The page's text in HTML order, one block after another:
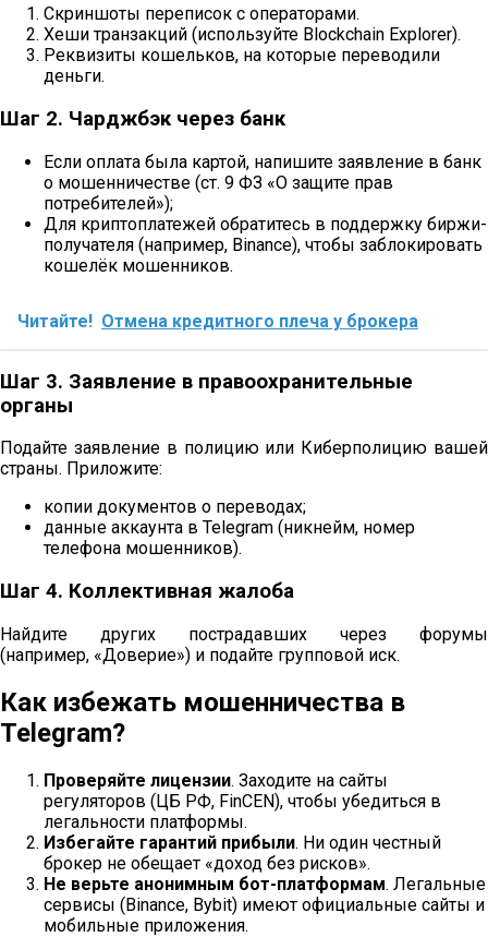
Скриншоты переписок с операторами.
Хеши транзакций (используйте Blockchain Explorer).
Реквизиты кошельков, на которые переводили
деньги.
Шаг 2. Чарджбэк через банк
Если оплата была картой, напишите заявление в банк
о мошенничестве (ст. 9 ФЗ «О защите прав
потребителей»);
Для криптоплатежей обратитесь в поддержку биржи-
получателя (например, Binance), чтобы заблокировать
кошелёк мошенников.
Читайте! Отмена кредитного плеча у брокера
Шаг 3. Заявление в правоохранительные
органы
Подайте заявление в полицию или Киберполицию вашей
страны. Приложите:
копии документов о переводах;
данные аккаунта в Telegram (никнейм, номер
телефона мошенников).
Шаг 4. Коллективная жалоба
Найдите других пострадавших через форумы
(например, «Доверие») и подайте групповой иск.
Как избежать мошенничества в
Telegram?
Проверяйте лицензии. Заходите на сайты
регуляторов (ЦБ РФ, FinCEN), чтобы убедиться в
легальности платформы.
Избегайте гарантий прибыли. Ни один честный
брокер не обещает «доход без рисков».
Не верьте анонимным бот-платформам. Легальные
сервисы (Binance, Bybit) имеют официальные сайты и
мобильные приложения.